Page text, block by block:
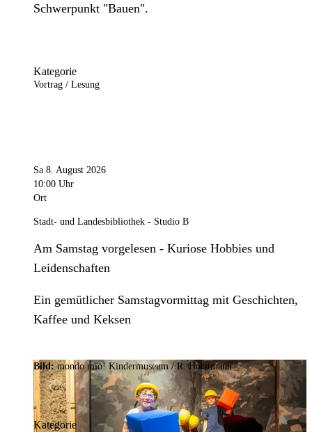
Schwerpunkt "Bauen".
Kategorie
Vortrag / Lesung
Sa 8. August 2026
10:00 Uhr
Ort
Stadt- und Landesbibliothek - Studio B
Am Samstag vorgelesen - Kuriose Hobbies und
Leidenschaften
Ein gemütlicher Samstagvormittag mit Geschichten,
Kaffee und Keksen
Bild:mondo mio! Kindermuseum / R. Horstmann
Kategorie